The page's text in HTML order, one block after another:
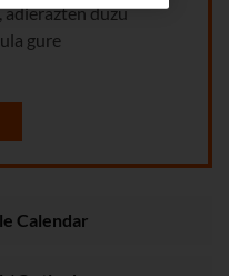
adierazten duzu
gure
Calendar